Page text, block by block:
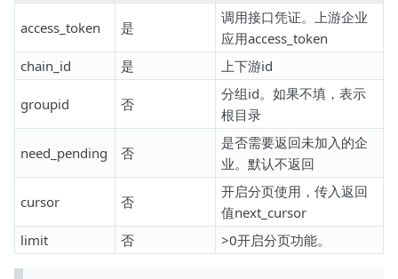
access_token 是
调用接口凭证。上游企业
应用access_token
chain_id
是 上下游id
groupid 否
分组id。如果不填，表示
根目录
need_pending 否
是否需要返回未加入的企
业。默认不返回
cursor 否
开启分页使用，传入返回
值next_cursor
limit
否 >0开启分页功能。